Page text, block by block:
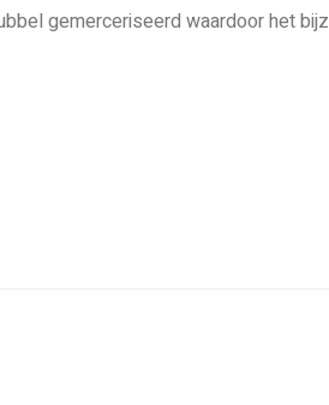
gemerceriseerd waardoor het